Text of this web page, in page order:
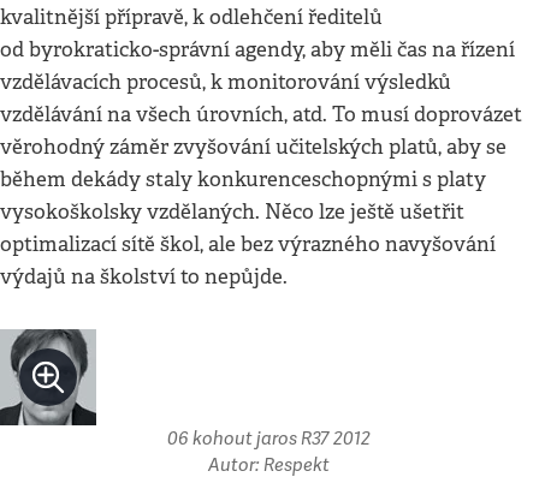
kvalitnější přípravě, k odlehčení ředitelů
od byrokraticko-správní agendy, aby měli čas na řízení
vzdělávacích procesů, k monitorování výsledků
vzdělávání na všech úrovních, atd. To musí doprovázet
věrohodný záměr zvyšování učitelských platů, aby se
během dekády staly konkurenceschopnými s platy
vysokoškolsky vzdělaných. Něco lze ještě ušetřit
optimalizací sítě škol, ale bez výrazného navyšování
výdajů na školství to nepůjde.
06 kohout jaros R37 2012
Autor: Respekt